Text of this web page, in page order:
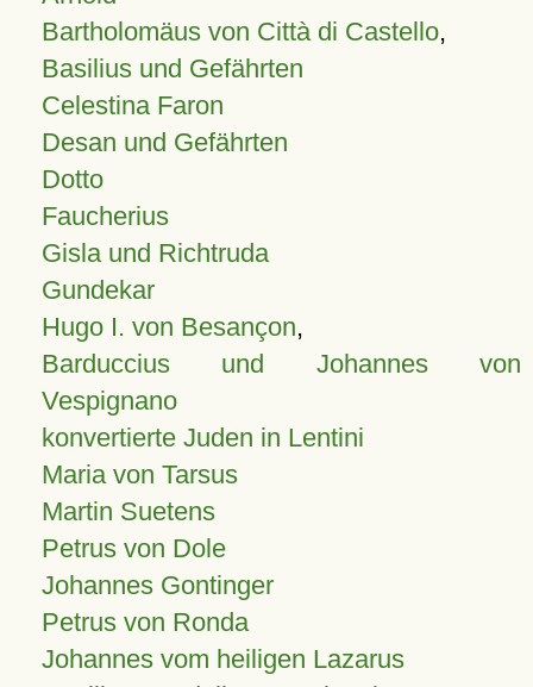
Bartholomäus von Città di Castello,
Basilius und Gefährten
Celestina Faron
Desan und Gefährten
Dotto
Faucherius
Gisla und Richtruda
Gundekar
Hugo I. von Besançon,
Barduccius und Johannes von
Vespignano
konvertierte Juden in Lentini
Maria von Tarsus
Martin Suetens
Petrus von Dole
Johannes Gontinger
Petrus von Ronda
Johannes vom heiligen Lazarus